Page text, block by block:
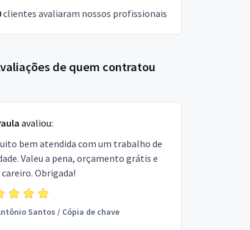
clientes avaliaram nossos profissionais
de quem contratou
avaliou:
bem atendida com um trabalho de
Valeu a pena, orçamento grátis e
careiro. Obrigada!
Santos / Cópia de chave